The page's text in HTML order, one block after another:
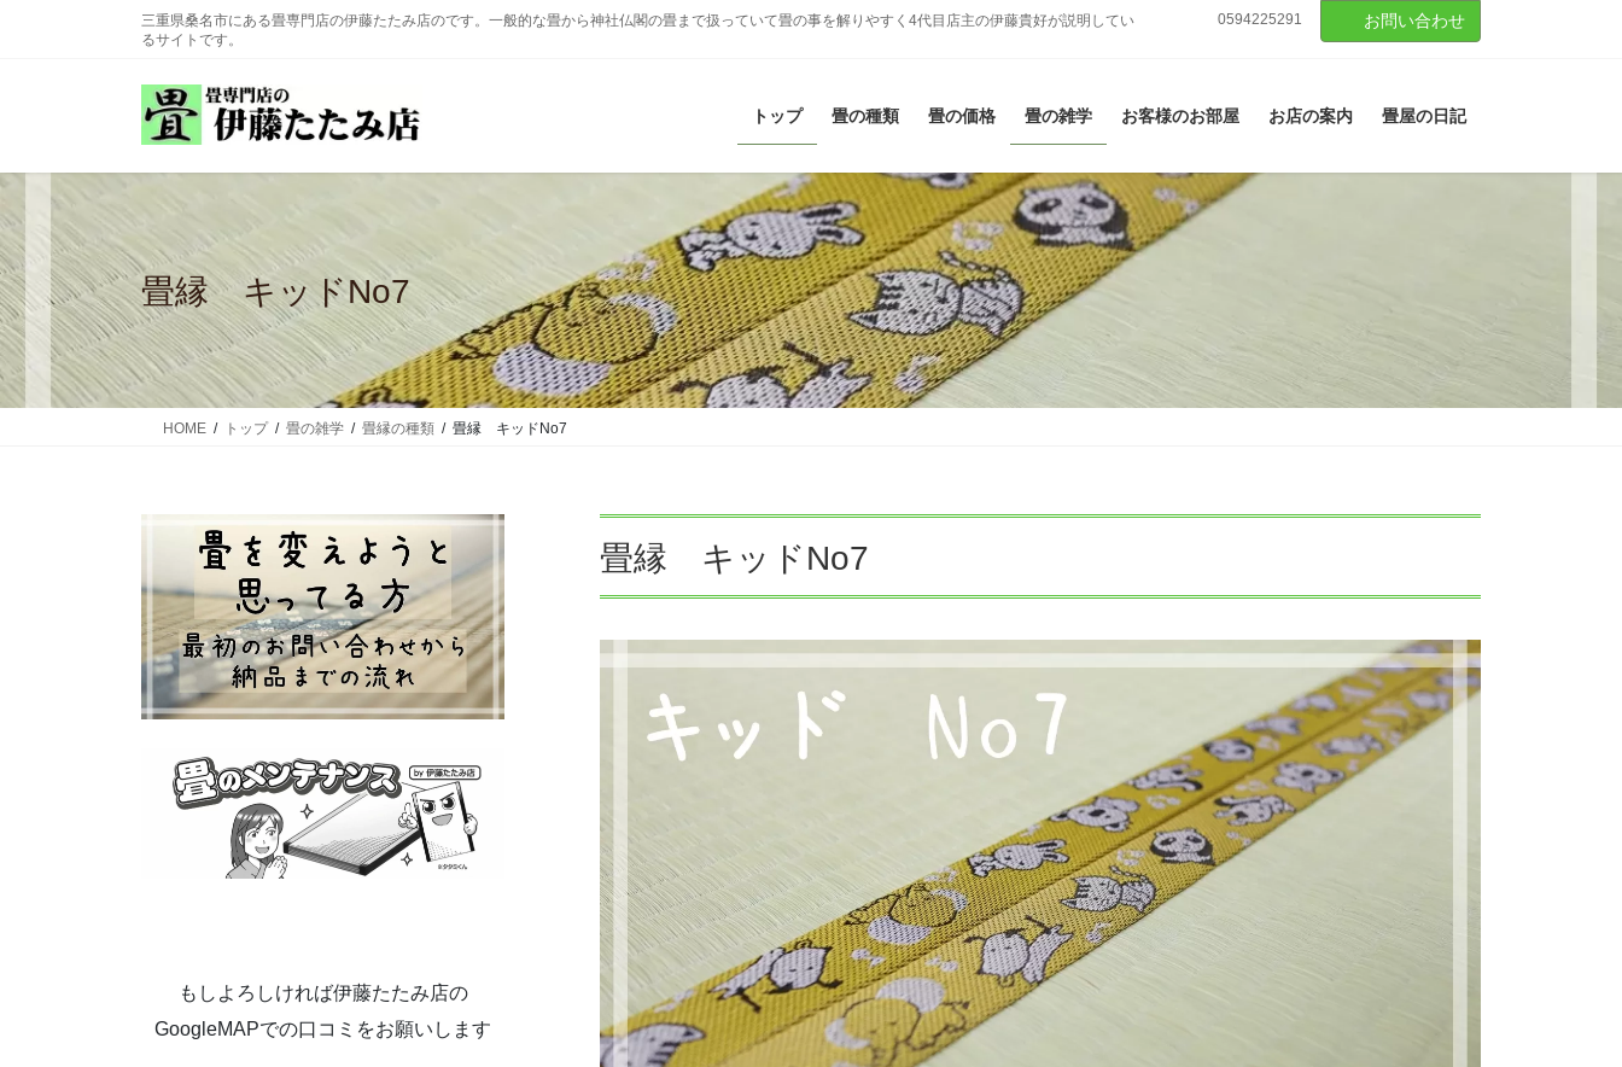
移
動
ン
に
移
動
三重県桑名市にある畳専門店の伊藤たたみ店のです。一般的な畳から神社仏閣の畳まで扱っていて畳の事を解りやすく4代目店主の伊藤貴好が説明してい
るサイトです。
0594225291 お問い合わせ
トップ 畳の種類 畳の価格 畳の雑学 お客様のお部屋 お店の案内 畳屋の日記
畳縁 キッドNo7
HOME トップ 畳の雑学 畳縁の種類 畳縁 キッドNo7
畳縁 キッドNo7
もしよろしければ伊藤たたみ店の
GoogleMAPでの口コミをお願いします